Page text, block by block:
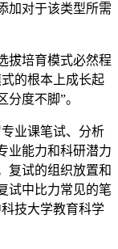
加对于该类型所需
培育模式必然程
的根本上成长起
度不脚”。
业课笔试、分析
业能力和科研潜力
复试的组织放置和
试中比力常见的笔
技大学教育科学